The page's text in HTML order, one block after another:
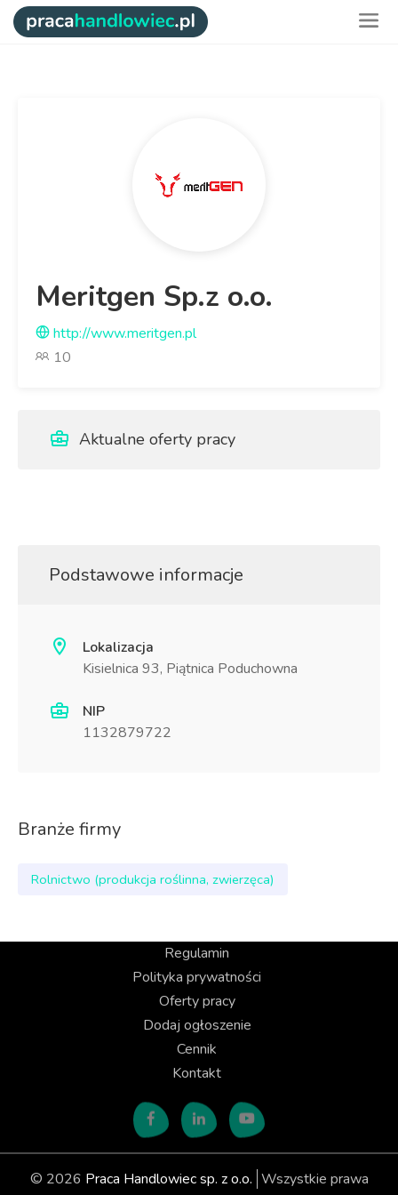
Meritgen Sp.z o.o.
http://www.meritgen.pl
10
Aktualne oferty pracy
Podstawowe informacje
Lokalizacja
Kisielnica 93, Piątnica Poduchowna
NIP
1132879722
Branże firmy
Rolnictwo (produkcja roślinna, zwierzęca)
Regulamin
Polityka prywatności
Oferty pracy
Dodaj ogłoszenie
Cennik
Kontakt
© 2026 Praca Handlowiec sp. z o.o. Wszystkie prawa